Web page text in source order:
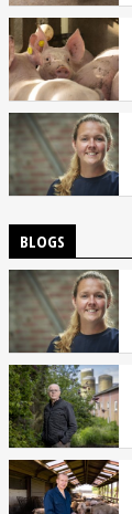
BLOGS